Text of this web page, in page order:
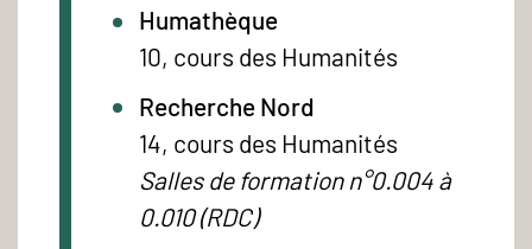
Humathèque
10, cours des Humanités
Recherche Nord
14, cours des Humanités
Salles de formation n°0.004 à
0.010 (RDC)